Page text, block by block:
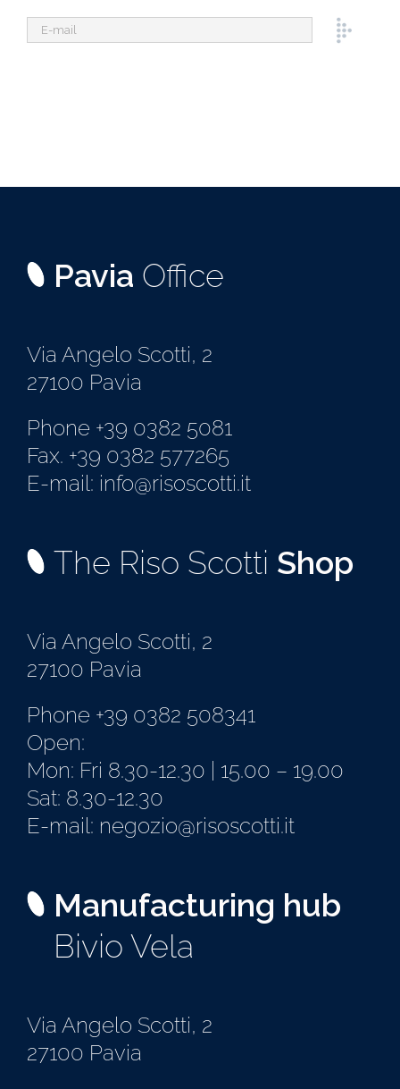
Pavia Office
Via Angelo Scotti, 2
27100 Pavia
Phone +39 0382 5081
Fax. +39 0382 577265
E-mail: info@risoscotti.it
The Riso Scotti Shop
Via Angelo Scotti, 2
27100 Pavia
Phone +39 0382 508341
Open:
Mon: Fri 8.30-12.30 | 15.00 – 19.00
Sat: 8.30-12.30
E-mail: negozio@risoscotti.it
Manufacturing hub
Bivio Vela
Via Angelo Scotti, 2
27100 Pavia